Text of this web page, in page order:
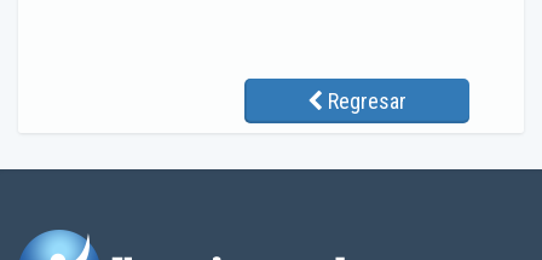
Regresar